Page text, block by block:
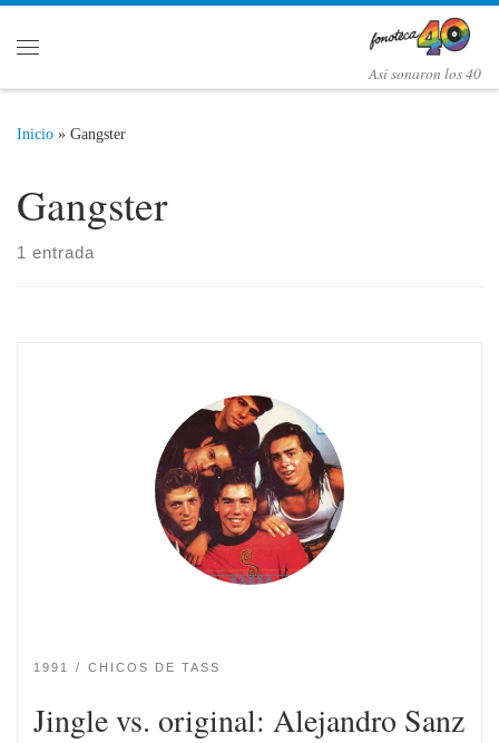
Así­ sonaron los 40
Inicio » Gangster
Gangster
1 entrada
1991 CHICOS DE TASS
Jingle vs. original: Alejandro Sanz